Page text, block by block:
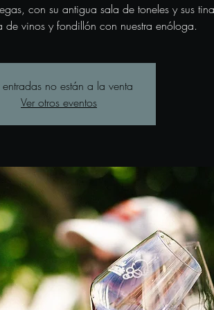
con su antigua sala de toneles y sus
de vinos y fondillón con nuestra enóloga.
entradas no están a la venta
Ver otros eventos